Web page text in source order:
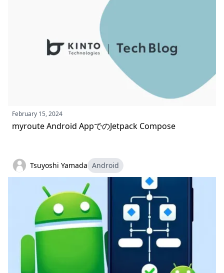
February 15, 2024
myroute Android AppでのJetpack Compose
Tsuyoshi Yamada Android